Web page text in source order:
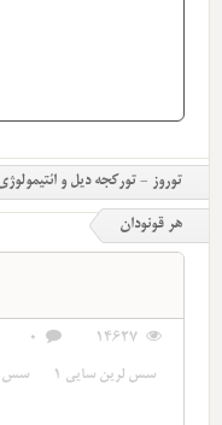
توروز - تورکجه دیل و
هر قونودان
14627
0
سس لرین سایی 1 سس